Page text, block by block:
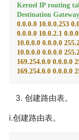
Kernel IP routing
Destination Gateway
0.0.0.0 10.0.0.253
0.0.0.0 10.0.2.1 0.0.0
10.0.0.0 0.0.0.0
10.0.0.0 0.0.0.0
169.254.0.0 0.0.0.0
169.254.0.0 0.0.0.0
创建路由表。
i.创建路由表。